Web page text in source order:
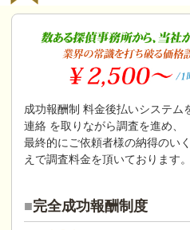
成功報酬制 料金後払いシステム
連絡 を取りながら調査を進め、
最終的にご依頼者様の納得のい
えで調査料金を頂いております。
完全成功報酬制度